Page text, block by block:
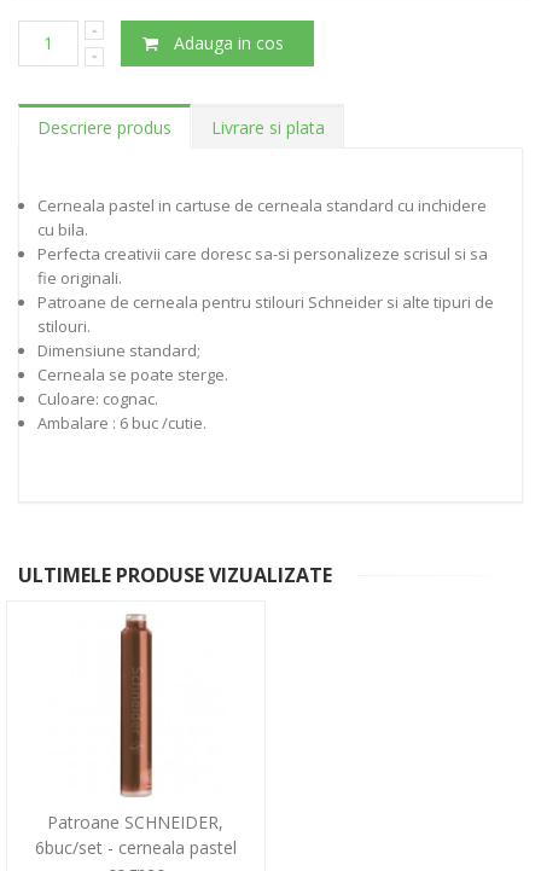
Adauga in cos
Descriere produs Livrare si plata
Cerneala pastel in cartuse de cerneala standard cu inchidere
cu bila.
Perfecta creativii care doresc sa-si personalizeze scrisul si sa
fie originali.
Patroane de cerneala pentru stilouri Schneider si alte tipuri de
stilouri.
Dimensiune standard;
Cerneala se poate sterge.
Culoare: cognac.
Ambalare : 6 buc /cutie.
ULTIMELE PRODUSE VIZUALIZATE
Patroane SCHNEIDER,
6buc/set - cerneala pastel